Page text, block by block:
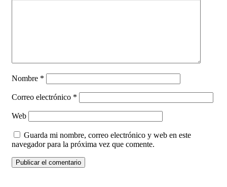
Nombre *
Correo electrónico *
Web
Guarda mi nombre, correo electrónico y web en este
navegador para la próxima vez que comente.